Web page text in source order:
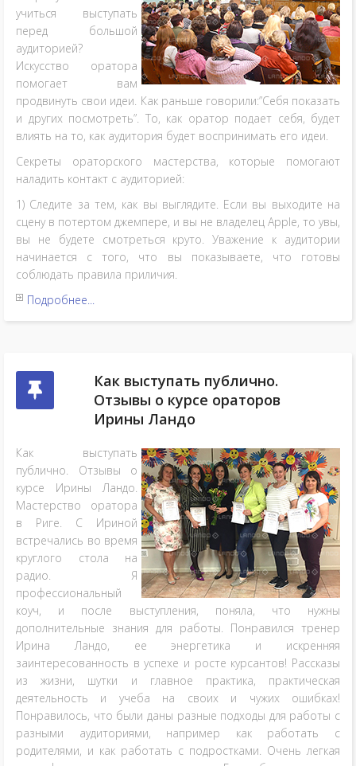
учиться выступать
перед большой
аудиторией?
Искусство оратора
помогает вам
продвинуть свои идеи. Как раньше говорили:”Себя показать
и других посмотреть”. То, как оратор подает себя, будет
влиять на то, как аудитория будет воспринимать его идеи.
Секреты ораторского мастерства, которые помогают
наладить контакт с аудиторией:
1) Следите за тем, как вы выглядите. Если вы выходите на
сцену в потертом джемпере, и вы не владелец Apple, то увы,
вы не будете смотреться круто. Уважение к аудитории
начинается с того, что вы показываете, что готовы
соблюдать правила приличия.
Подробнее...
Как выступать публично.
Отзывы о курсе ораторов
Ирины Ландо
Как выступать
публично. Отзывы о
курсе Ирины Ландо.
Мастерство оратора
в Риге. С Ириной
встречались во время
круглого стола на
радио. Я
профессиональный
коуч, и после выступления, поняла, что нужны
дополнительные знания для работы. Понравился тренер
Ирина Ландо, ее энергетика и искренняя
заинтересованность в успехе и росте курсантов! Рассказы
из жизни, шутки и главное практика, практическая
деятельность и учеба на своих и чужих ошибках!
Понравилось, что были даны разные подходы для работы с
разными аудиториями, например как работать с
родителями, и как работать с подростками. Очень легкая